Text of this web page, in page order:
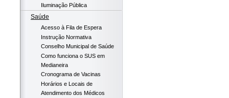
Iluminação Pública
Saúde
Acesso à Fila de Espera
Instrução Normativa
Conselho Municipal de Saúde
Como funciona o SUS em
Medianeira
Cronograma de Vacinas
Horários e Locais de
Atendimento dos Médicos